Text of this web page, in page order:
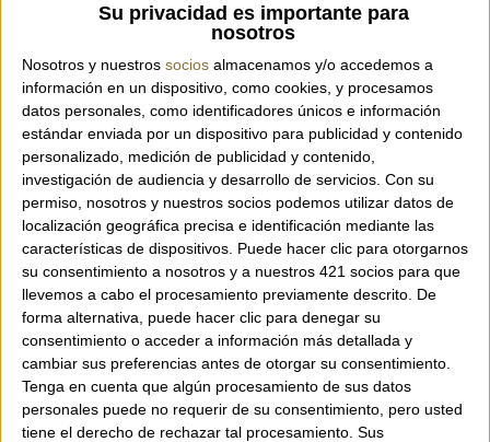
Su privacidad es importante para
nosotros
Nosotros y nuestros socios almacenamos y/o accedemos a
información en un dispositivo, como cookies, y procesamos
datos personales, como identificadores únicos e información
estándar enviada por un dispositivo para publicidad y contenido
personalizado, medición de publicidad y contenido,
investigación de audiencia y desarrollo de servicios. Con su
permiso, nosotros y nuestros socios podemos utilizar datos de
localización geográfica precisa e identificación mediante las
características de dispositivos. Puede hacer clic para otorgarnos
su consentimiento a nosotros y a nuestros 421 socios para que
llevemos a cabo el procesamiento previamente descrito. De
forma alternativa, puede hacer clic para denegar su
consentimiento o acceder a información más detallada y
cambiar sus preferencias antes de otorgar su consentimiento.
Tenga en cuenta que algún procesamiento de sus datos
personales puede no requerir de su consentimiento, pero usted
tiene el derecho de rechazar tal procesamiento. Sus
Bossa de la marca italiana Plinio Visona'.
Bossa tipus bandolera, ideal per a viatge.
100% fet a Itàlia.
Tira de pell a to extensible.
Tanca amb cremallera.
Dues butxaques interiors una tancada amb
cremallera.
Dues butxaques exteriors tancades amb
cremallera i un espai central obert.
Fet en pell i niló.
Mides: 27 x 19,5 x 2,5 cm.